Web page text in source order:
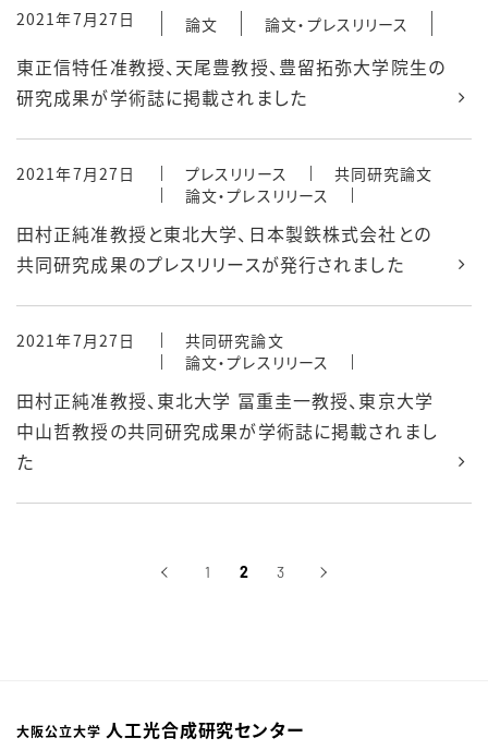
2021年7月27日 論文 論文・プレスリリース
東正信特任准教授、天尾豊教授、豊留拓弥大学院生の
研究成果が学術誌に掲載されました
2021年7月27日 プレスリリース
共同研究論文
論文・プレスリリース
田村正純准教授と東北大学、日本製鉄株式会社との
共同研究成果のプレスリリースが発行されました
2021年7月27日
共同研究論文
論文・プレスリリース
田村正純准教授、東北大学 冨重圭一教授、東京大学
中山哲教授の共同研究成果が学術誌に掲載されまし
た
‹前へ 1 2 3 ›次へ
大阪公立大学 人工光合成研究センター